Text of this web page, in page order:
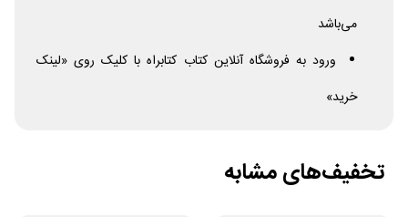
می‌باشد
ورود به فروشگاه آنلاین کتاب کتابراه با کلیک روی «لینک
خرید»
تخفیف‌های مشابه